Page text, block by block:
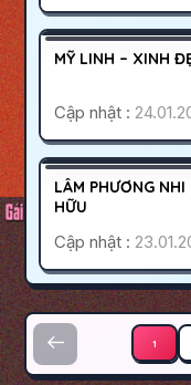
HOẠT ĐỘNG
MỸ LINH – XINH
Cập nhật :
HOẠT ĐỘNG
LÂM PHƯƠNG
HỮU
Cập nhật :
Phân trang bài viết
1